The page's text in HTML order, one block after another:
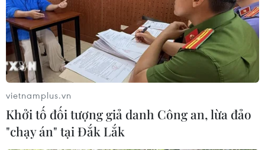
vietnamplus.vn
Khởi tố đối tượng giả danh Công an, lừa đảo
"chạy án" tại Đắk Lắk